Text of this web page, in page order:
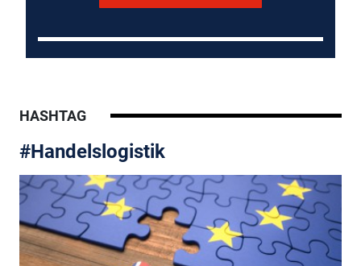
HASHTAG
#Handelslogistik